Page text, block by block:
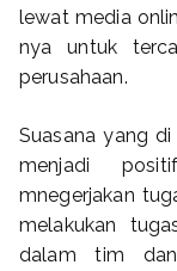
lewat media
nya untuk
perusahaan.
Suasana yang
menjadi
mnegerjakan
melakukan
dalam tim